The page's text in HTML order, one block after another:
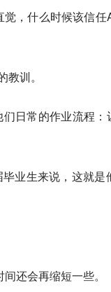
，什么时候该信任
训。
日常的作业流程：
业生来说，这就是
还会再缩短一些。